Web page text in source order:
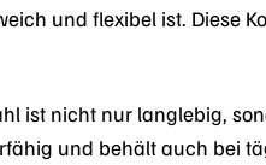
und flexibel ist. Diese
ist nicht nur langlebig,
und behält auch bei